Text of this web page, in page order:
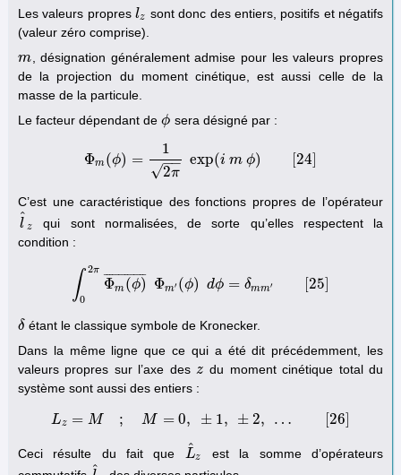
Les valeurs propreslz
lz sont donc des entiers, positifs et négatifs
(valeur zéro comprise).
m
m
, désignation généralement admise pour les valeurs propres
de la projection du moment cinétique, est aussi celle de la
masse de la particule.
Le facteur dépendant de ϕ
ϕ sera désigné par :
Φm(ϕ) =
1
2π
−−
√
exp(i m ϕ) [24]
Φm (ϕ)=12 π exp(i m ϕ)[24
C’est une caractéristique des fonctions propres de l’opérateur
l^z
l^ z qui sont normalisées, de sorte qu’elles respectent la
condition :
∫ 2π
0
Φm(ϕ)
¯ ¯
¯¯¯¯¯¯¯¯¯¯¯¯ Φm′ (ϕ) dϕ = δmm′ [25
02πΦm ϕ)¯ Φm ϕ) dϕ =δmm
δ
δ étant le classique symbole de Kronecker.
Dans la même ligne que ce qui a été dit précédemment, les
valeurs propres sur l’axe des z
z du moment cinétique total du
système sont aussi des entiers :
Lz = M ; M = 0, ± 1, ± 2, … [26]
z=M M=0, ±1, ±2 … [26
Ceci résulte du fait que L
^z
L^z
est la somme d’opérateurs
^